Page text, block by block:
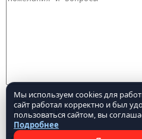
Мы используем cookies для
сайт работал корректно и был
пользоваться сайтом, вы
Подробнее